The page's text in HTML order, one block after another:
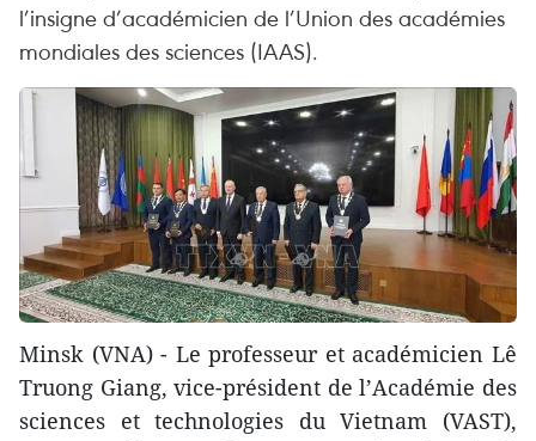
l’insigne d’académicien de l’Union des académies
mondiales des sciences (IAAS).
Minsk (VNA) - Le professeur et académicien Lê
Truong Giang, vice-président de l’Académie des
sciences et technologies du Vietnam (VAST),